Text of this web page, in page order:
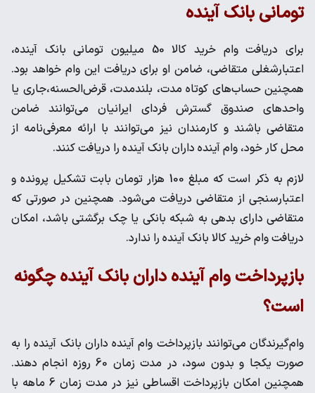
تومانی بانک آینده
برای دریافت وام خرید کالا 50 میلیون تومانی بانک آینده،
اعتبارشغلی متقاضی، ضامن او برای دریافت این وام خواهد بود.
همچنین حساب‌های کوتاه مدت، بلندمدت، قرض‌الحسنه،‌جاری یا
واحدهای صندوق گسترش فردای ایرانیان می‌توانند ضامن
متقاضی باشند و کارمندان نیز می‌توانند با ارائه معرفی‌نامه از
محل کار خود، وام آینده داران بانک آینده را دریافت کنند.
لازم به ذکر است که مبلغ 100 هزار تومان بابت تشکیل پرونده و
اعتبارسنجی از متقاضی دریافت می‌شود. همچنین در صورتی که
متقاضی دارای بدهی به شبکه بانکی یا چک برگشتی باشد، امکان
دریافت وام خرید کالا بانک آینده را ندارد.
بازپرداخت وام آینده داران بانک آینده چگونه
است؟
وام‌گیرندگان می‌توانند بازپرداخت وام آینده داران بانک آینده را به
صورت یکجا و بدون سود، در مدت زمان 60 روزه انجام دهند.
همچنین امکان بازپرداخت اقساطی نیز در مدت زمان 6 ماهه با